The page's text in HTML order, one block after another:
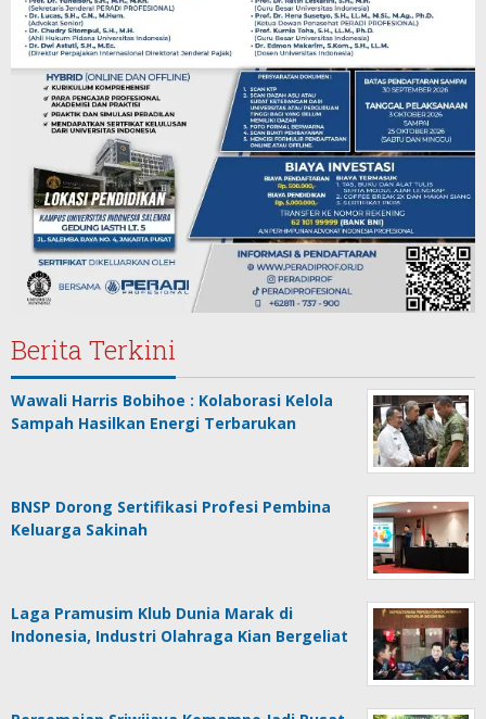
Berita Terkini
Wawali Harris Bobihoe : Kolaborasi Kelola
Sampah Hasilkan Energi Terbarukan
BNSP Dorong Sertifikasi Profesi Pembina
Keluarga Sakinah
Laga Pramusim Klub Dunia Marak di
Indonesia, Industri Olahraga Kian Bergeliat